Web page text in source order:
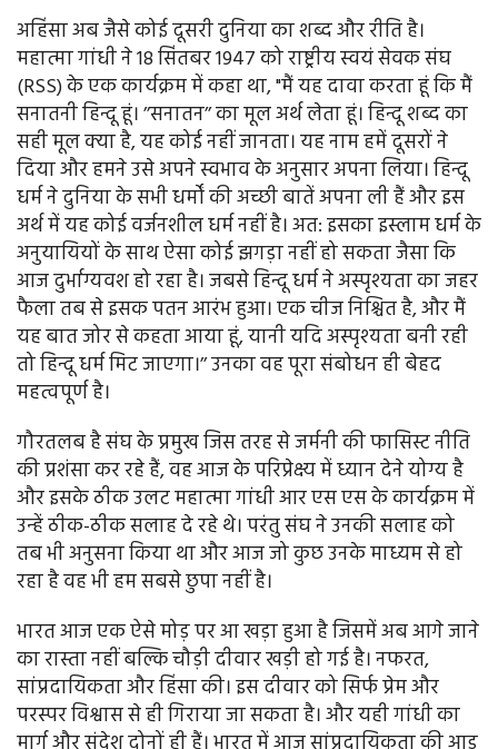
अहिंसा अब जैसे कोई दूसरी दुनिया का शब्द और रीति है।
महात्मा गांधी ने 18 सिंतबर 1947 को राष्ट्रीय स्वयं सेवक संघ
(RSS) के एक कार्यक्रम में कहा था, "मैं यह दावा करता हूं कि मैं
सनातनी हिन्दू हूं। ’’सनातन’’ का मूल अर्थ लेता हूं। हिन्दू शब्द का
सही मूल क्या है, यह कोई नहीं जानता। यह नाम हमें दूसरों ने
दिया और हमने उसे अपने स्वभाव के अनुसार अपना लिया। हिन्दू
धर्म ने दुनिया के सभी धर्मों की अच्छी बातें अपना ली हैं और इस
अर्थ में यह कोई वर्जनशील धर्म नहीं है। अत: इसका इस्लाम धर्म के
अनुयायियों के साथ ऐसा कोई झगड़ा नहीं हो सकता जैसा कि
आज दुर्भाग्यवश हो रहा है। जबसे हिन्दू धर्म ने अस्पृश्यता का जहर
फैला तब से इसक पतन आरंभ हुआ। एक चीज निश्चित है, और मैं
यह बात जोर से कहता आया हूं, यानी यदि अस्पृश्यता बनी रही
तो हिन्दू धर्म मिट जाएगा।’’ उनका वह पूरा संबोधन ही बेहद
महत्वपूर्ण है।
गौरतलब है संघ के प्रमुख जिस तरह से जर्मनी की फासिस्ट नीति
की प्रशंसा कर रहे हैं, वह आज के परिप्रेक्ष्य में ध्यान देने योग्य है
और इसके ठीक उलट महात्मा गांधी आर एस एस के कार्यक्रम में
उन्हें ठीक-ठीक सलाह दे रहे थे। परंतु संघ ने उनकी सलाह को
तब भी अनुसना किया था और आज जो कुछ उनके माध्यम से हो
रहा है वह भी हम सबसे छुपा नहीं है।
भारत आज एक ऐसे मोड़ पर आ खड़ा हुआ है जिसमें अब आगे जाने
का रास्ता नहीं बल्कि चौड़ी दीवार खड़ी हो गई है। नफरत,
सांप्रदायिकता और हिंसा की। इस दीवार को सिर्फ प्रेम और
परस्पर विश्वास से ही गिराया जा सकता है। और यही गांधी का